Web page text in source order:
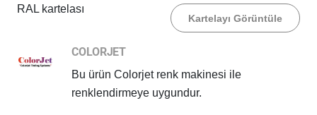
RAL kartelası
Kartelayı Görüntüle
COLORJET
Bu ürün Colorjet renk makinesi ile
renklendirmeye uygundur.